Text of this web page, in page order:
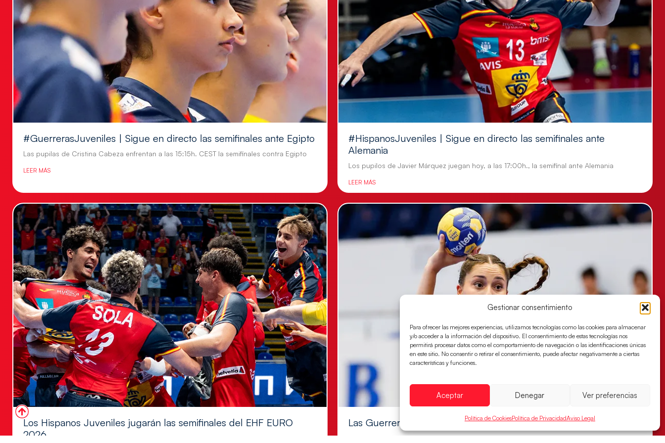
Gestionar consentimiento
Para ofrecer las mejores experiencias, utilizamos tecnologías como las cookies para almacenar
y/o acceder a la información del dispositivo. El consentimiento de estas tecnologías nos
permitirá procesar datos como el comportamiento de navegación o las identificaciones únicas
en este sitio. No consentir o retirar el consentimiento, puede afectar negativamente a ciertas
características y funciones.
Aceptar Denegar Ver preferencias
Política de CookiesPolítica de PrivacidadAviso Legal
#GuerrerasJuveniles | Sigue en directo las semifinales ante Egipto
Las pupilas de Cristina Cabeza enfrentan a las 15:15h. CEST la semifinales contra Egipto
LEER MÁS
#HispanosJuveniles | Sigue en directo las semifinales ante
Alemania
Los pupilos de Javier Márquez juegan hoy, a las 17:00h., la semifinal ante Alemania
LEER MÁS
Los Hispanos Juveniles jugarán las semifinales del EHF EURO
2026
Las Guerreras Juveniles sellan su billete para las semifinales
Las pupilas de Cristina Cabeza han remontado con parcial de 7:1 que les ha dado el pase